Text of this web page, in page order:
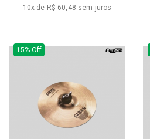
10x de R$ 60,48 sem juros
15% Off